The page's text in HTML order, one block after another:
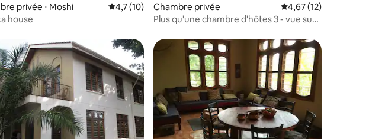
privée ⋅ Moshi Évaluation moyenne sur la base de 10 commentaires : 4,7 sur 5
4,7 (10)
house
Chambre privée Évaluation moyenne
4,67 (12)
Plus qu'une chambre d'hôtes 3 - vue sur